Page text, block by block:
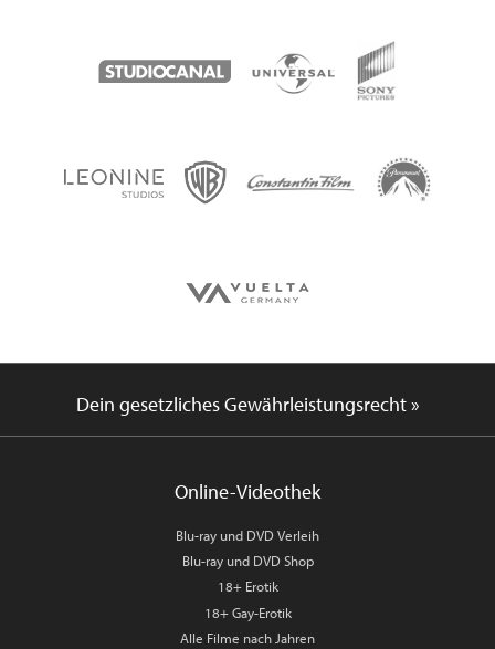
Dein gesetzliches Gewährleistungsrecht »
Online-Videothek
Blu-ray und DVD Verleih
Blu-ray und DVD Shop
18+ Erotik
18+ Gay-Erotik
Alle Filme nach Jahren